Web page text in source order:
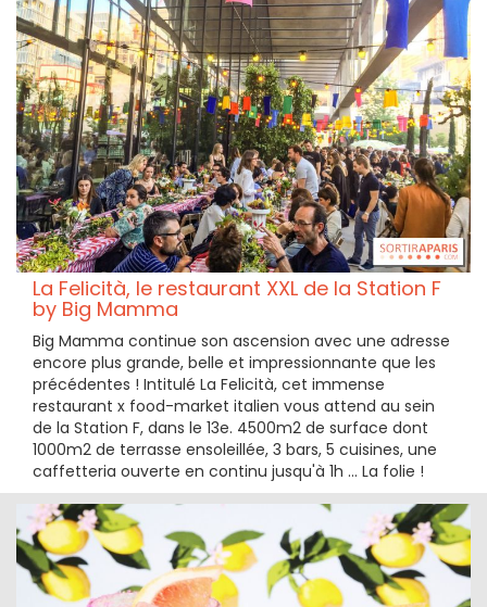
La Felicità, le restaurant XXL de la Station F
by Big Mamma
Big Mamma continue son ascension avec une adresse
encore plus grande, belle et impressionnante que les
précédentes ! Intitulé La Felicità, cet immense
restaurant x food-market italien vous attend au sein
de la Station F, dans le 13e. 4500m2 de surface dont
1000m2 de terrasse ensoleillée, 3 bars, 5 cuisines, une
caffetteria ouverte en continu jusqu'à 1h ... La folie !